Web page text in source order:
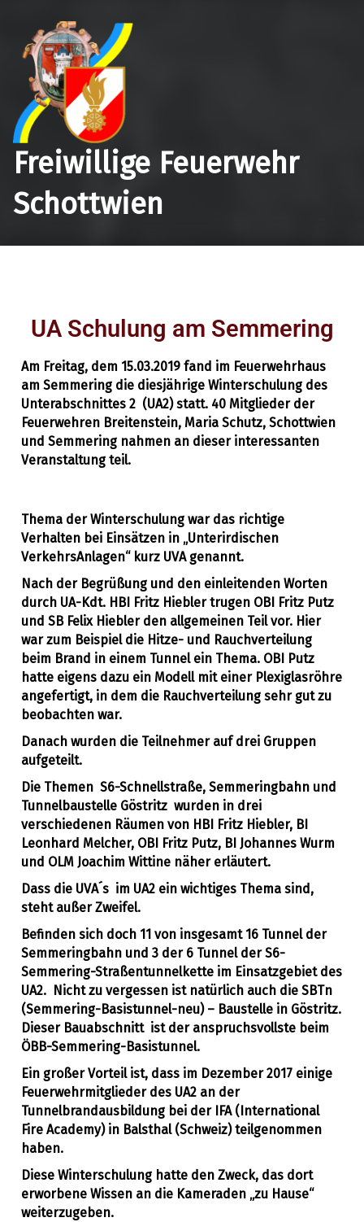
Freiwillige Feuerwehr
Schottwien
UA Schulung am Semmering
Am Freitag, dem 15.03.2019 fand im Feuerwehrhaus
am Semmering die diesjährige Winterschulung des
Unterabschnittes 2 (UA2) statt. 40 Mitglieder der
Feuerwehren Breitenstein, Maria Schutz, Schottwien
und Semmering nahmen an dieser interessanten
Veranstaltung teil.
Thema der Winterschulung war das richtige
Verhalten bei Einsätzen in „Unterirdischen
VerkehrsAnlagen“ kurz UVA genannt.
Nach der Begrüßung und den einleitenden Worten
durch UA-Kdt. HBI Fritz Hiebler trugen OBI Fritz Putz
und SB Felix Hiebler den allgemeinen Teil vor. Hier
war zum Beispiel die Hitze- und Rauchverteilung
beim Brand in einem Tunnel ein Thema. OBI Putz
hatte eigens dazu ein Modell mit einer Plexiglasröhre
angefertigt, in dem die Rauchverteilung sehr gut zu
beobachten war.
Danach wurden die Teilnehmer auf drei Gruppen
aufgeteilt.
Die Themen S6-Schnellstraße, Semmeringbahn und
Tunnelbaustelle Göstritz wurden in drei
verschiedenen Räumen von HBI Fritz Hiebler, BI
Leonhard Melcher, OBI Fritz Putz, BI Johannes Wurm
und OLM Joachim Wittine näher erläutert.
Dass die UVA´s im UA2 ein wichtiges Thema sind,
steht außer Zweifel.
Befinden sich doch 11 von insgesamt 16 Tunnel der
Semmeringbahn und 3 der 6 Tunnel der S6-
Semmering-Straßentunnelkette im Einsatzgebiet des
UA2. Nicht zu vergessen ist natürlich auch die SBTn
(Semmering-Basistunnel-neu) – Baustelle in Göstritz.
Dieser Bauabschnitt ist der anspruchsvollste beim
ÖBB-Semmering-Basistunnel.
Ein großer Vorteil ist, dass im Dezember 2017 einige
Feuerwehrmitglieder des UA2 an der
Tunnelbrandausbildung bei der IFA (International
Fire Academy) in Balsthal (Schweiz) teilgenommen
haben.
Diese Winterschulung hatte den Zweck, das dort
erworbene Wissen an die Kameraden „zu Hause“
weiterzugeben.